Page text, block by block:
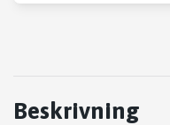
Beskrivning